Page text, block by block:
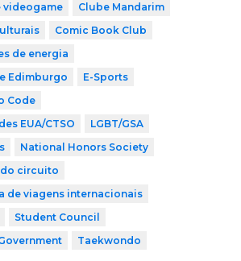
videogame
Clube Mandarim
Comic Book Club
de energia
Edimburgo
E-Sports
Code
EUA/CTSO
LGBT/GSA
National Honors Society
circuito
de viagens internacionais
Student Council
Taekwondo